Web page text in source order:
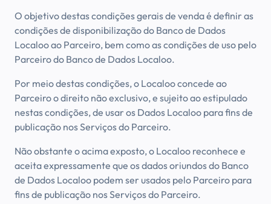
O objetivo destas condições gerais de venda é definir as
condições de disponibilização do Banco de Dados
Localoo ao Parceiro, bem como as condições de uso pelo
Parceiro do Banco de Dados Localoo.
Por meio destas condições, o Localoo concede ao
Parceiro o direito não exclusivo, e sujeito ao estipulado
nestas condições, de usar os Dados Localoo para fins de
publicação nos Serviços do Parceiro.
Não obstante o acima exposto, o Localoo reconhece e
aceita expressamente que os dados oriundos do Banco
de Dados Localoo podem ser usados pelo Parceiro para
fins de publicação nos Serviços do Parceiro.